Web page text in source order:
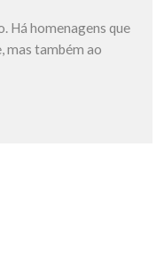
Há homenagens que
mas também ao